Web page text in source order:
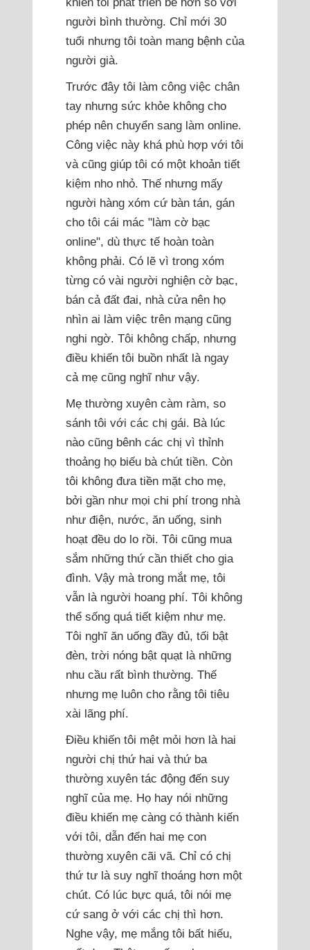
người bình thường. Chỉ mới 30
tuổi nhưng tôi toàn mang bệnh của
người già.
Trước đây tôi làm công việc chân
tay nhưng sức khỏe không cho
phép nên chuyển sang làm online.
Công việc này khá phù hợp với tôi
và cũng giúp tôi có một khoản tiết
kiệm nho nhỏ. Thế nhưng mấy
người hàng xóm cứ bàn tán, gán
cho tôi cái mác "làm cờ bạc
online", dù thực tế hoàn toàn
không phải. Có lẽ vì trong xóm
từng có vài người nghiện cờ bạc,
bán cả đất đai, nhà cửa nên họ
nhìn ai làm việc trên mạng cũng
nghi ngờ. Tôi không chấp, nhưng
điều khiến tôi buồn nhất là ngay
cả mẹ cũng nghĩ như vậy.
Mẹ thường xuyên càm ràm, so
sánh tôi với các chị gái. Bà lúc
nào cũng bênh các chị vì thỉnh
thoảng họ biếu bà chút tiền. Còn
tôi không đưa tiền mặt cho mẹ,
bởi gần như mọi chi phí trong nhà
như điện, nước, ăn uống, sinh
hoạt đều do lo rồi. Tôi cũng mua
sắm những thứ cần thiết cho gia
đình. Vậy mà trong mắt mẹ, tôi
vẫn là người hoang phí. Tôi không
thể sống quá tiết kiệm như mẹ.
Tôi nghĩ ăn uống đầy đủ, tối bật
đèn, trời nóng bật quạt là những
nhu cầu rất bình thường. Thế
nhưng mẹ luôn cho rằng tôi tiêu
xài lãng phí.
Điều khiến tôi mệt mỏi hơn là hai
người chị thứ hai và thứ ba
thường xuyên tác động đến suy
nghĩ của mẹ. Họ hay nói những
điều khiến mẹ càng có thành kiến
với tôi, dẫn đến hai mẹ con
thường xuyên cãi vã. Chỉ có chị
thứ tư là suy nghĩ thoáng hơn một
chút. Có lúc bực quá, tôi nói mẹ
cứ sang ở với các chị thì hơn.
Nghe vậy, mẹ mắng tôi bất hiếu,